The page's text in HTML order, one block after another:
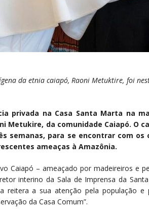
da etnia caiapó, Raoni Metuktire, foi
privada na Casa Santa Marta na
Metukire, da comunidade Caiapó. O
semanas, para se encontrar com os
ameaças à Amazônia.
Caiapó – ameaçado por madeireiros e
interino da Sala de Imprensa da
reitera a sua atenção pela população e
da Casa Comum”.